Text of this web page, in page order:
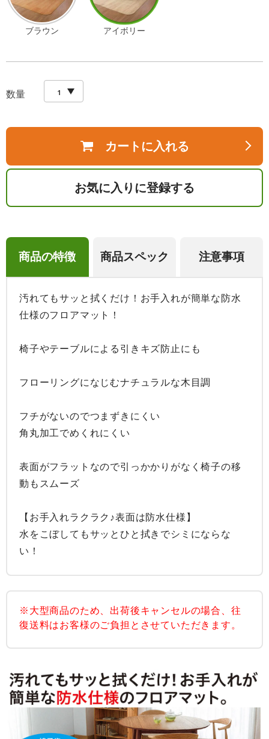
ブラウン アイボリー
数量
カートに入れる
お気に入りに登録する
商品の特徴 商品スペック 注意事項
汚れてもサッと拭くだけ！お手入れが簡単な防水
仕様のフロアマット！
椅子やテーブルによる引きキズ防止にも
フローリングになじむナチュラルな木目調
フチがないのでつまずきにくい
角丸加工でめくれにくい
表面がフラットなので引っかかりがなく椅子の移
動もスムーズ
【お手入れラクラク♪表面は防水仕様】
水をこぼしてもサッとひと拭きでシミにならな
い！
※大型商品のため、出荷後キャンセルの場合、往
復送料はお客様のご負担とさせていただきます。